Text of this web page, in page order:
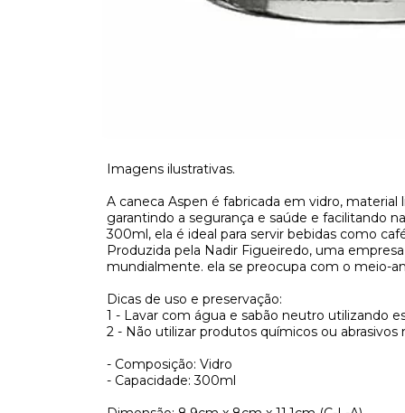
Imagens ilustrativas.
A caneca Aspen é fabricada em vidro,
garantindo a segurança e saúde e facilitando
300ml, ela é ideal para servir bebidas como
Produzida pela Nadir Figueiredo, uma
mundialmente. ela se preocupa com o meio-
Dicas de uso e preservação:
1 - Lavar com água e sabão neutro utilizando
2 - Não utilizar produtos químicos ou abrasivos
- Composição: Vidro
- Capacidade: 300ml